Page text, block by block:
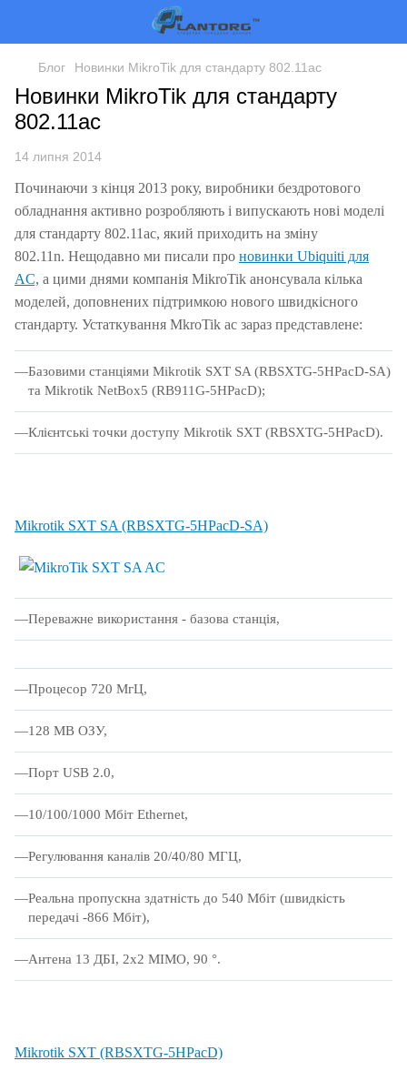
Блог Новинки MikroTik для стандарту 802.11ac
Новинки MikroTik для стандарту
802.11ac
14 липня 2014
Починаючи з кінця 2013 року, виробники бездротового
обладнання активно розробляють і випускають нові моделі
для стандарту 802.11ac, який приходить на зміну
802.11n. Нещодавно ми писали про новинки Ubiquiti для
AC, а цими днями компанія MikroTik анонсувала кілька
моделей, доповнених підтримкою нового швидкісного
стандарту. Устаткування MkroTik ac зараз представлене:
Базовими станціями Mikrotik SXT SA (RBSXTG-5HPacD-SA)
та Mikrotik NetBox5 (RB911G-5HPacD);
Клієнтські точки доступу Mikrotik SXT (RBSXTG-5HPacD).
Mikrotik SXT SA (RBSXTG-5HPacD-SA)
Переважне використання - базова станція,
Процесор 720 МгЦ,
128 MB ОЗУ,
Порт USB 2.0,
10/100/1000 Мбіт Ethernet,
Регулювання каналів 20/40/80 МГЦ,
Реальна пропускна здатність до 540 Мбіт (швидкість
передачі -866 Мбіт),
Антена 13 ДБІ, 2x2 MIMO, 90 °.
Mikrotik SXT (RBSXTG-5HPacD)